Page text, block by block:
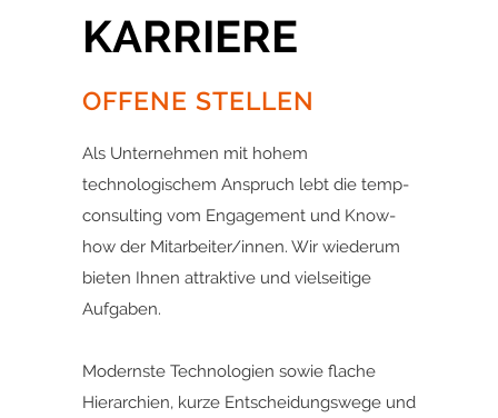
KARRIERE
OFFENE STELLEN
Als Unternehmen mit hohem
technologischem Anspruch lebt die temp-
consulting vom Engagement und Know-
how der Mitarbeiter/innen. Wir wiederum
bieten Ihnen attraktive und vielseitige
Aufgaben.
Modernste Technologien sowie flache
Hierarchien, kurze Entscheidungswege und